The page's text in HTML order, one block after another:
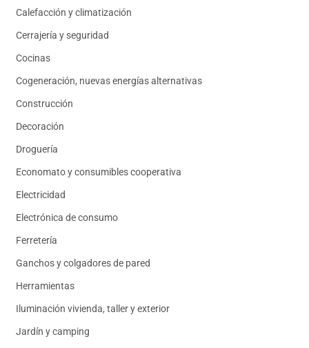
Calefacción y climatización
Cerrajería y seguridad
Cocinas
Cogeneración, nuevas energías alternativas
Construcción
Decoración
Droguería
Economato y consumibles cooperativa
Electricidad
Electrónica de consumo
Ferretería
Ganchos y colgadores de pared
Herramientas
Iluminación vivienda, taller y exterior
Jardín y camping